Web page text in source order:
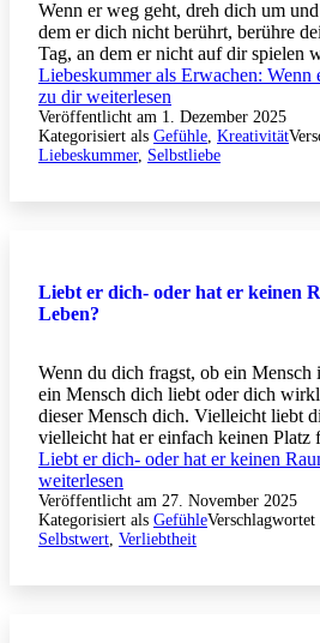
Wenn er weg geht, dreh dich um
dem er dich nicht berührt, berühre
Tag, an dem er nicht auf dir
Liebeskummer als Erwachen:
zu dirweiterlesen
Veröffentlicht am 1. Dezember 2025
Kategorisiert als Gefühle Kreativität
Liebeskummer, Selbstliebe
Liebt er dich- oder hat er keinen
Leben?
Wenn du dich fragst, ob ein
ein Mensch dich liebt oder dich
dieser Mensch dich. Vielleicht liebt
vielleicht hat er einfach keinen
Liebt er dich- oder hat er keinen
weiterlesen
Veröffentlicht am 27. November 2025
Kategorisiert als Gefühle
Selbstwert, Verliebtheit